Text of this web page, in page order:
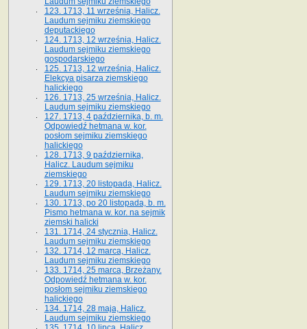
123. 1713, 11 września, Halicz.
Laudum sejmiku ziemskiego
deputackiego
124. 1713, 12 września, Halicz.
Laudum sejmiku ziemskiego
gospodarskiego
125. 1713, 12 września, Halicz.
Elekcya pisarza ziemskiego
halickiego
126. 1713, 25 września, Halicz.
Laudum sejmiku ziemskiego
127. 1713, 4 października, b. m.
Odpowiedź hetmana w. kor.
posłom sejmiku ziemskiego
halickiego
128. 1713, 9 października,
Halicz. Laudum sejmiku
ziemskiego
129. 1713, 20 listopada, Halicz.
Laudum sejmiku ziemskiego
130. 1713, po 20 listopada, b. m.
Pismo hetmana w. kor. na sejmik
ziemski halicki
131. 1714, 24 stycznia, Halicz.
Laudum sejmiku ziemskiego
132. 1714, 12 marca, Halicz.
Laudum sejmiku ziemskiego
133. 1714, 25 marca, Brzeżany.
Odpowiedź hetmana w. kor.
posłom sejmiku ziemskiego
halickiego
134. 1714, 28 maja, Halicz.
Laudum sejmiku ziemskiego